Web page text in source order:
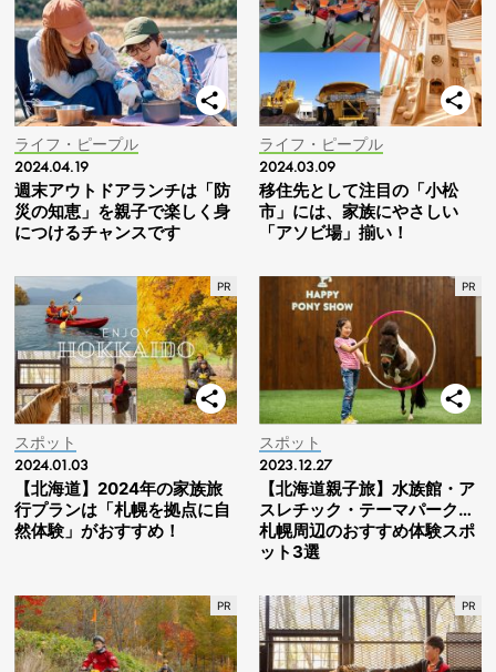
ライフ・ピープル
2024.04.19
週末アウトドアランチは「防
災の知恵」を親子で楽しく身
につけるチャンスです
ライフ・ピープル
2024.03.09
移住先として注目の「小松
市」には、家族にやさしい
「アソビ場」揃い！
スポット
2024.01.03
【北海道】2024年の家族旅
行プランは「札幌を拠点に自
然体験」がおすすめ！
スポット
2023.12.27
【北海道親子旅】水族館・ア
スレチック・テーマパーク…
札幌周辺のおすすめ体験スポ
ット3選